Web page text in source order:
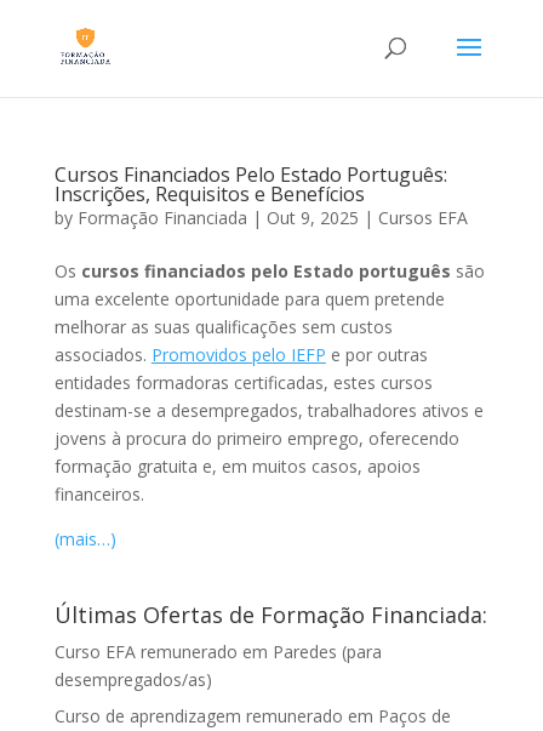
Cursos Financiados Pelo Estado Português:
Inscrições, Requisitos e Benefícios
by Formação Financiada | Out 9, 2025 | Cursos EFA
Os cursos financiados pelo Estado português são
uma excelente oportunidade para quem pretende
melhorar as suas qualificações sem custos
associados. Promovidos pelo IEFP e por outras
entidades formadoras certificadas, estes cursos
destinam-se a desempregados, trabalhadores ativos e
jovens à procura do primeiro emprego, oferecendo
formação gratuita e, em muitos casos, apoios
financeiros.
(mais…)
Últimas Ofertas de Formação Financiada:
Curso EFA remunerado em Paredes (para
desempregados/as)
Curso de aprendizagem remunerado em Paços de